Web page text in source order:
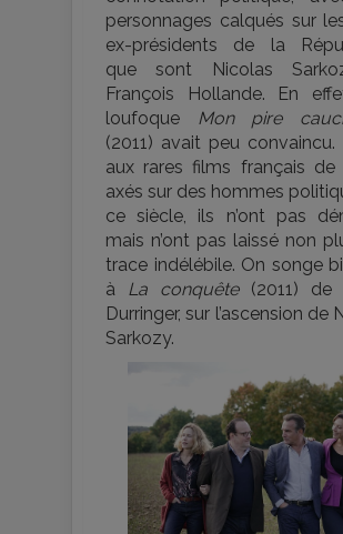
personnages calqués sur
ex-présidents de la
que sont Nicolas
François Hollande. En
loufoque
Mon pire
(2011) avait peu convaincu.
aux rares films français de
axés sur des hommes
ce siècle, ils n’ont pas
mais n’ont pas laissé non
trace indélébile. On songe
à
La conquête(2011) de
Durringer, sur l’ascension de
Sarkozy.